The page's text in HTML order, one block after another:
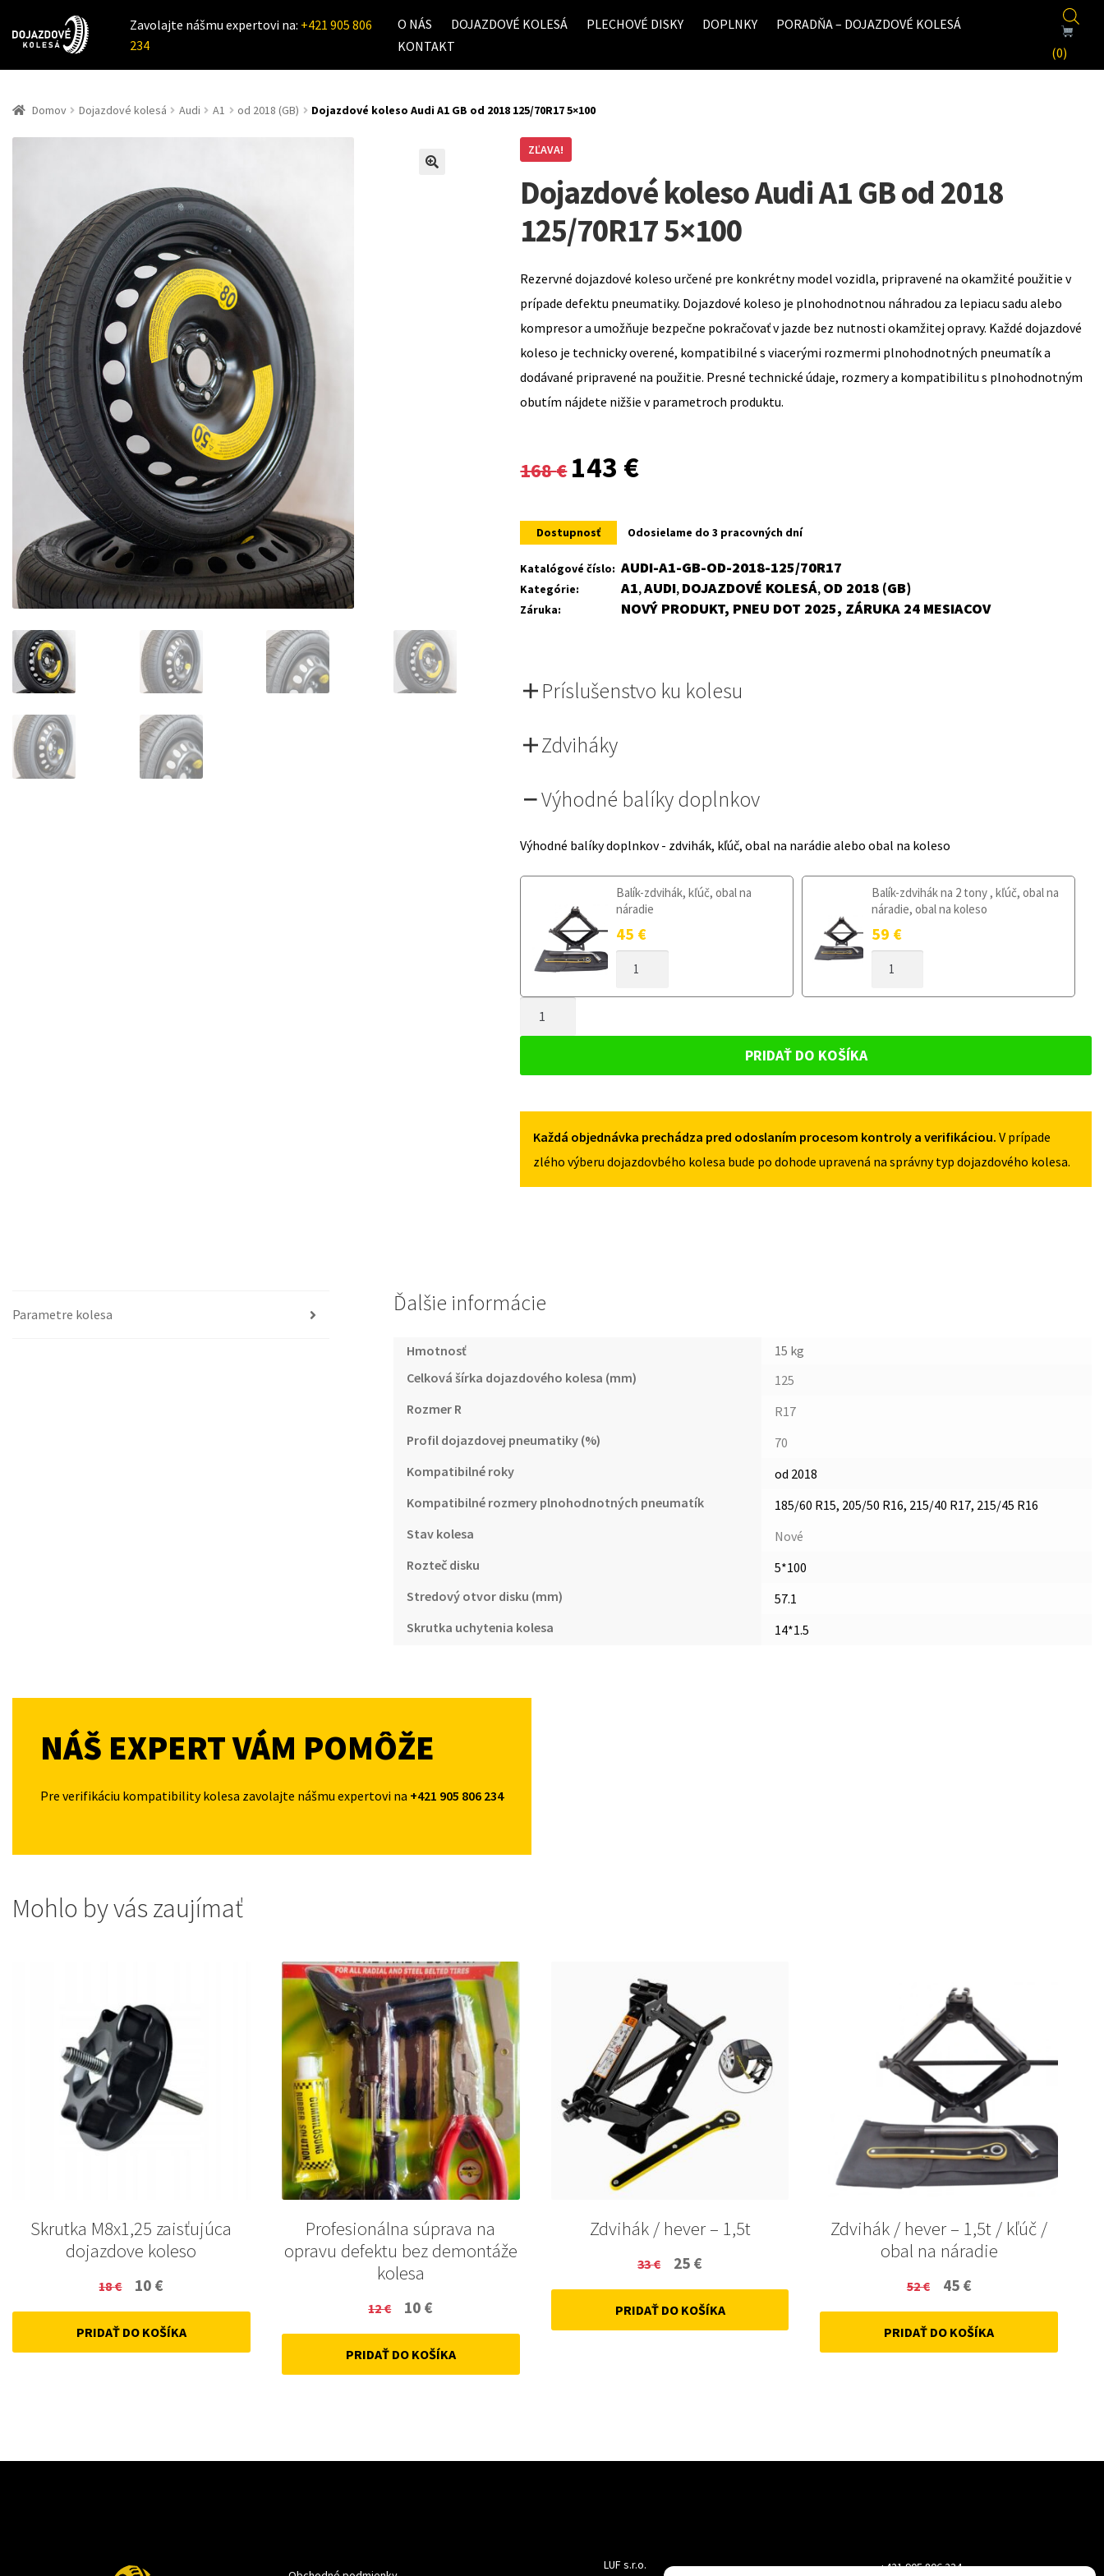
Zavolajte nášmu expertovi na: +421 905 806
234
O NÁS DOJAZDOVÉ KOLESÁ PLECHOVÉ DISKY DOPLNKY
PORADŇA – DOJAZDOVÉ KOLESÁ
KONTAKT
(0)
Domov Dojazdové kolesá Audi A1 od 2018 (GB) Dojazdové koleso Audi A1 GB od 2018 125/70R17 5×100
ZĽAVA!
Dojazdové koleso Audi A1 GB od 2018
125/70R17 5×100
Rezervné dojazdové koleso určené pre konkrétny model vozidla, pripravené na okamžité použitie v
prípade defektu pneumatiky. Dojazdové koleso je plnohodnotnou náhradou za lepiacu sadu alebo
kompresor a umožňuje bezpečne pokračovať v jazde bez nutnosti okamžitej opravy. Každé dojazdové
koleso je technicky overené, kompatibilné s viacerými rozmermi plnohodnotných pneumatík a
dodávané pripravené na použitie. Presné technické údaje, rozmery a kompatibilitu s plnohodnotným
obutím nájdete nižšie v parametroch produktu.
168€
Original
was:
168 €.
143 €
is:
143 €.
Dostupnosť Odosielame do 3 pracovných dní
Katalógové číslo: AUDI-A1-GB-OD-2018-125/70R17
Kategórie: A1,AUDI, DOJAZDOVÉ KOLESÁ, OD 2018 (GB)
Záruka: NOVÝ PRODUKT, PNEU DOT 2025, ZÁRUKA 24 MESIACOV
Príslušenstvo ku kolesu
Zdviháky
Výhodné balíky doplnkov
Výhodné balíky doplnkov - zdvihák, kľúč, obal na narádie alebo obal na koleso
Balík-zdvihák, kľúč, obal na
náradie
45 €
DOJAZDOVÉ
GB
2018
Balík-zdvihák na 2 tony , kľúč, obal na
náradie, obal na koleso
59 €
DOJAZDOVÉ
GB
2018
GB
OD
125/70R17
5X100
PRIDAŤ DO KOŠÍKA
Každá objednávka prechádza pred odoslaním procesom kontroly a verifikáciou. V prípade
zlého výberu dojazdovbého kolesa bude po dohode upravená na správny typ dojazdového kolesa.
Parametre kolesa Ďalšie informácie
Hmotnosť
15 kg
Celková šírka dojazdového kolesa (mm)
125
Rozmer R
R17
Profil dojazdovej pneumatiky (%)
70
Kompatibilné roky
od 2018
Kompatibilné rozmery plnohodnotných pneumatík
185/60 R15, 205/50 R16, 215/40 R17, 215/45 R16
Stav kolesa
Nové
Rozteč disku
5*100
Stredový otvor disku (mm)
57.1
Skrutka uchytenia kolesa
14*1.5
NÁŠ EXPERT VÁM POMÔŽE
Pre verifikáciu kompatibility kolesa zavolajte nášmu expertovi na +421 905 806 234
Mohlo by vás zaujímať
Skrutka M8x1,25 zaisťujúca
dojazdove koleso
18€
Original
price
was:
10 €
price
is:
PRIDAŤ DO KOŠÍKA
Profesionálna súprava na
opravu defektu bez demontáže
kolesa
12€
Original
price
was:
10 €
price
is:
PRIDAŤ DO KOŠÍKA
Zdvihák / hever – 1,5t
33€
Original
price
was:
25 €Current
price
is:
PRIDAŤ DO KOŠÍKA
Zdvihák / hever – 1,5t / kľúč /
obal na náradie
52€
Original
price
was:
45 €Current
price
is:
PRIDAŤ DO KOŠÍKA
LUF s.r.o. +421 905 806 234